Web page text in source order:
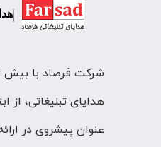
هدایای تبلیغاتی، از
عنوان پیشروی در